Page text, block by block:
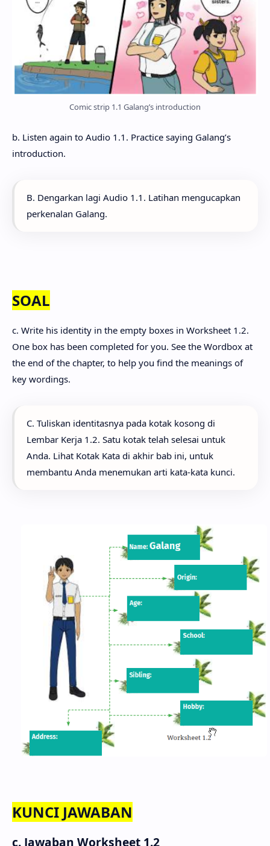
Comic strip 1.1 Galang’s introduction
b. Listen again to Audio 1.1. Practice saying Galang’s
introduction.
B. Dengarkan lagi Audio 1.1. Latihan mengucapkan
perkenalan Galang.
SOAL
c. Write his identity in the empty boxes in Worksheet 1.2.
One box has been completed for you. See the Wordbox at
the end of the chapter, to help you find the meanings of
key wordings.
C. Tuliskan identitasnya pada kotak kosong di
Lembar Kerja 1.2. Satu kotak telah selesai untuk
Anda. Lihat Kotak Kata di akhir bab ini, untuk
membantu Anda menemukan arti kata-kata kunci.
KUNCI JAWABAN
c. Jawaban Worksheet 1.2